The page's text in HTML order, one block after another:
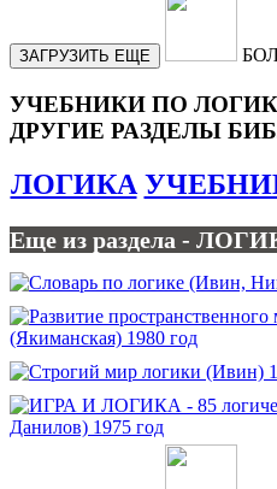
ЗАГРУЗИТЬ ЕЩЕ
УЧЕБНИКИ ПО
ДРУГИЕ РАЗДЕЛЫ
ЛОГИКА
Еще из раздела -